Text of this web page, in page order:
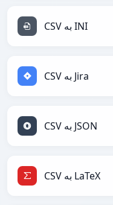
CSV به INI
CSV به Jira
CSV به JSON
CSV به LaTeX